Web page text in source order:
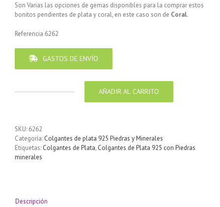
Son Varias las opciones de gemas disponibles para la comprar estos
bonitos pendientes de plata y coral, en este caso son de Coral.
Referencia 6262
GASTOS DE ENVÍO
Piedra
de
48
AÑADIR AL CARRITO
SKU: 6262
Categoría: Colgantes de plata 925 Piedras y Minerales
Etiquetas: Colgantes de Plata, Colgantes de Plata 925 con Piedras
minerales
Descripción